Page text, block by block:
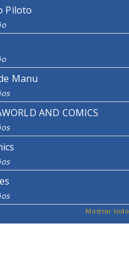
Piloto
Manu
AND COMICS
Mostrar todo